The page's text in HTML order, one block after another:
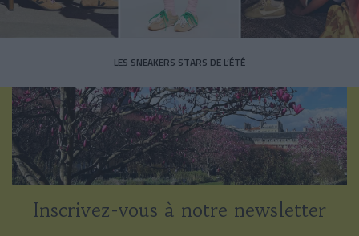
LES SNEAKERS STARS DE L’ÉTÉ
Inscrivez-vous à notre newsletter